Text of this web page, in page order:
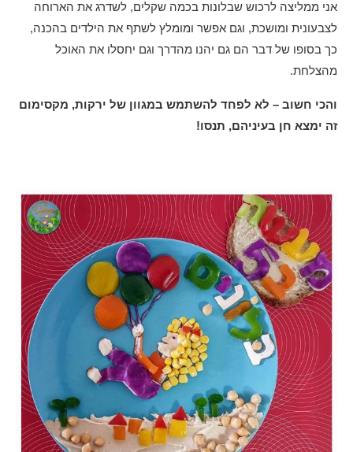
אני ממליצה לרכוש שבלונות בכמה שקלים, לשדרג את הארוחה
לצבעונית ומושכת, וגם אפשר ומומלץ לשתף את הילדים בהכנה,
כך בסופו של דבר הם גם יהנו מהדרך וגם יחסלו את האוכל
מהצלחת.
והכי חשוב – לא לפחד להשתמש במגוון של ירקות, מקסימום
זה ימצא חן בעיניהם, תנסו!